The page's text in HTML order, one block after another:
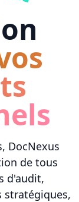
DocNexus
de tous
d'audit,
stratégiques,